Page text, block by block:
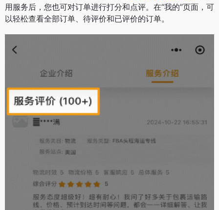
用服务后，您也可对订单进行打分和点评。在“我的”页面，可
以轻松查看全部订单、待评价和已评价的订单。